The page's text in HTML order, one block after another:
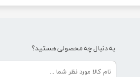
به دنبال چه محصولی هستید؟